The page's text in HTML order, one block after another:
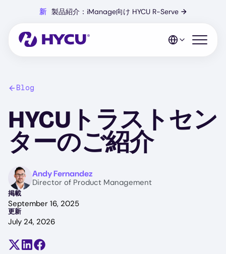
content
新 製品紹介：iManage向け HYCU R-Serve →
Open
Blog
HYCUトラストセン
ターのご紹介
Image Andy Fernandez
Director of Product Management
掲載
September 16, 2025
更新
July 24, 2026
Share on X (formerly Twitter)
Share on LinkedIn
Share on Facebook